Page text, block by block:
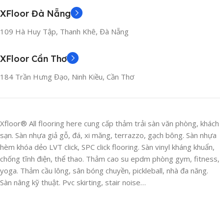
XFloor Đà Nẵng
109 Hà Huy Tập, Thanh Khê, Đà Nẵng
XFloor Cần Thơ
184 Trần Hưng Đạo, Ninh Kiều, Cần Thơ
Xfloor® All flooring here cung cấp thảm trải sàn văn phòng, khách
sạn. Sàn nhựa giả gỗ, đá, xi măng, terrazzo, gạch bông. Sàn nhựa
hèm khóa dẻo LVT click, SPC click flooring. Sàn vinyl kháng khuẩn,
chống tĩnh điện, thể thao. Thảm cao su epdm phòng gym, fitness,
yoga. Thảm cầu lông, sân bóng chuyền, pickleball, nhà đa năng.
Sàn nâng kỹ thuật. Pvc skirting, stair noise…